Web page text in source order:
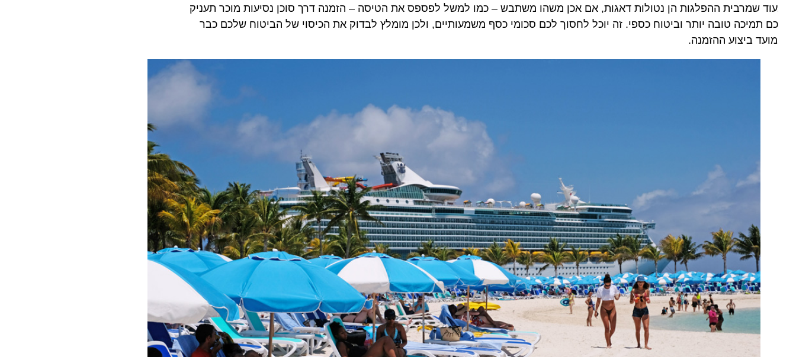
שמרבית ההפלגות הן נטולות דאגות, אם אכן משהו משתבש – כמו למשל לפספס את הטיסה – הזמנה דרך סוכן נסיעות מוכר תעניק
תמיכה טובה יותר וביטוח כספי. זה יוכל לחסוך לכם סכומי כסף משמעותיים, ולכן מומלץ לבדוק את הכיסוי של הביטוח שלכם כבר
ביצוע ההזמנה.